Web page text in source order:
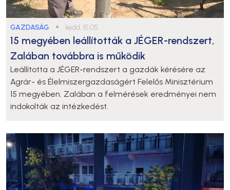
GAZDASÁG ● kedd, 15:05
15 megyében leállították a JÉGER-rendszert,
Zalában továbbra is működik
Leállította a JÉGER-rendszert a gazdák kérésére az
Agrár- és Élelmiszergazdaságért Felelős Minisztérium
15 megyében. Zalában a felmérések eredményei nem
indokolták az intézkedést.